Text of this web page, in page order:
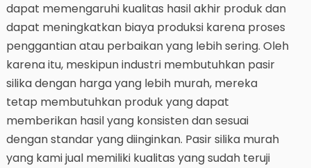
dapat memengaruhi kualitas hasil akhir produk dan
dapat meningkatkan biaya produksi karena proses
penggantian atau perbaikan yang lebih sering. Oleh
karena itu, meskipun industri membutuhkan pasir
silika dengan harga yang lebih murah, mereka
tetap membutuhkan produk yang dapat
memberikan hasil yang konsisten dan sesuai
dengan standar yang diinginkan. Pasir silika murah
yang kami jual memiliki kualitas yang sudah teruji